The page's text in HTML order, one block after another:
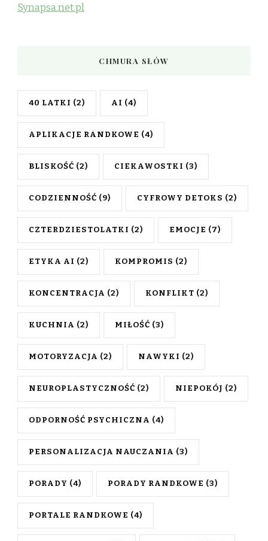
Synapsa.net.pl
CHMURA SŁÓW
40 LATKI (2) AI (4)
APLIKACJE RANDKOWE (4)
BLISKOŚĆ (2) CIEKAWOSTKI (3)
CODZIENNOŚĆ (9) CYFROWY DETOKS (2)
CZTERDZIESTOLATKI (2) EMOCJE (7)
ETYKA AI (2) KOMPROMIS (2)
KONCENTRACJA (2) KONFLIKT (2)
KUCHNIA (2) MIŁOŚĆ (3)
MOTORYZACJA (2) NAWYKI (2)
NEUROPLASTYCZNOŚĆ (2) NIEPOKÓJ (2)
ODPORNOŚĆ PSYCHICZNA (4)
PERSONALIZACJA NAUCZANIA (3)
PORADY (4) PORADY RANDKOWE (3)
PORTALE RANDKOWE (4)